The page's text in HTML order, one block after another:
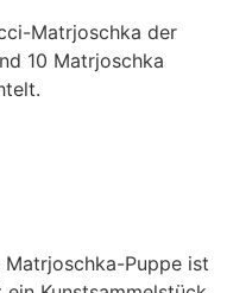
Matrjoschka der
10 Matrjoschka
Puppe ist